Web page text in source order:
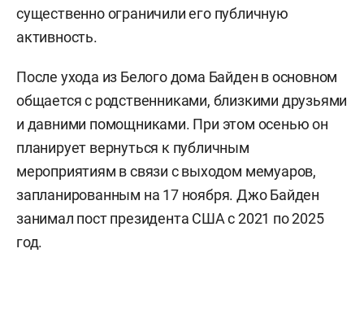
существенно ограничили его публичную
активность.
После ухода из Белого дома Байден в основном
общается с родственниками, близкими друзьями
и давними помощниками. При этом осенью он
планирует вернуться к публичным
мероприятиям в связи с выходом мемуаров,
запланированным на 17 ноября. Джо Байден
занимал пост президента США с 2021 по 2025
год.